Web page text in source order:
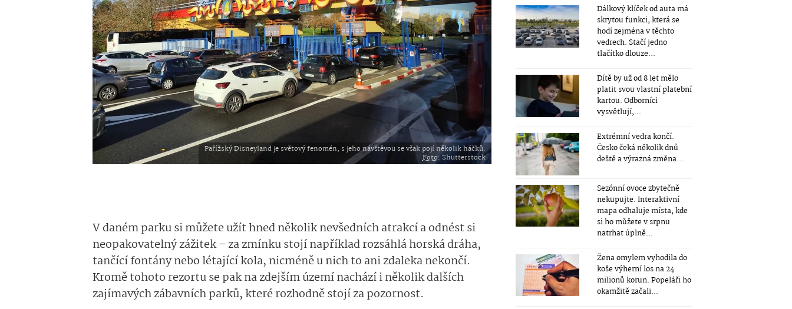
Pařížský Disneyland je světový fenomén, s jeho návštěvou se však pojí několik háčků.
Foto: Shutterstock
V daném parku si můžete užít hned několik nevšedních atrakcí a odnést si
neopakovatelný zážitek – za zmínku stojí například rozsáhlá horská dráha,
tančící fontány nebo létající kola, nicméně u nich to ani zdaleka nekončí.
Kromě tohoto rezortu se pak na zdejším území nachází i několik dalších
zajímavých zábavních parků, které rozhodně stojí za pozornost.
Dálkový klíček od auta má
skrytou funkci, která se
hodí zejména v těchto
vedrech. Stačí jedno
tlačítko dlouze...
Dítě by už od 8 let mělo
platit svou vlastní platební
kartou. Odborníci
vysvětlují,...
Extrémní vedra končí.
Česko čeká několik dnů
deště a výrazná změna...
Sezónní ovoce zbytečně
nekupujte. Interaktivní
mapa odhaluje místa, kde
si ho můžete v srpnu
natrhat úplně...
Žena omylem vyhodila do
koše výherní los na 24
milionů korun. Popeláři ho
okamžitě začali...